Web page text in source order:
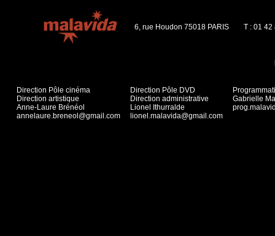
6, rue Houdon 75018 PARIS T : 01 42
Direction Pôle cinéma
Direction artistique
Anne-Laure Brénéol
annelaure.breneol@gmail.com
Direction Pôle DVD
Direction administrative
Lionel Ithurralde
lionel.malavida@gmail.com
Gabrielle